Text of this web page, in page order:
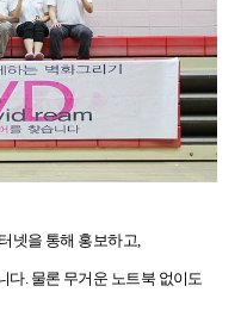
넷을 통해 홍보하고
다. 물론 무거운 노트북 없이도